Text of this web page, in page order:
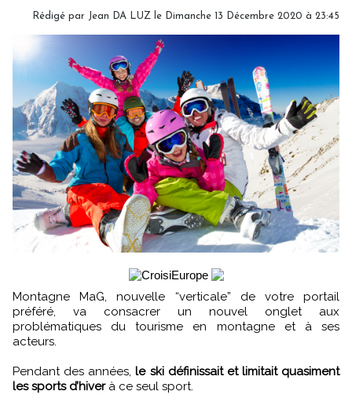
Rédigé par Jean DA LUZ le Dimanche 13 Décembre 2020 à 23:45
Montagne MaG, nouvelle “verticale” de votre portail
préféré, va consacrer un nouvel onglet aux
problématiques du tourisme en montagne et à ses
acteurs.
Pendant des années,le ski définissait et limitait quasiment
les sports d’hiverà ce seul sport.